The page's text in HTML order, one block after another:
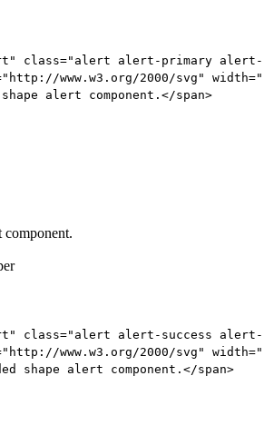
class="alert alert-primary
"http://www.w3.org/2000/svg" width=
alert component. </span>
component.
class="alert alert-success alert-
"http://www.w3.org/2000/svg" width=
shape alert component.</span>